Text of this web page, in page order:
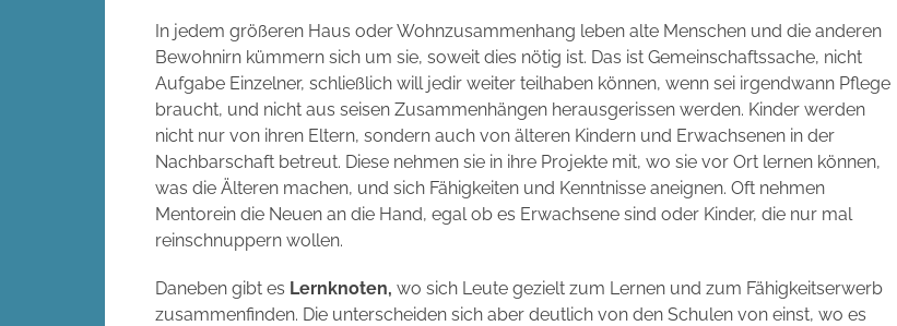
In jedem größeren Haus oder Wohnzusammenhang leben alte Menschen und die anderen
Bewohnirn kümmern sich um sie, soweit dies nötig ist. Das ist Gemeinschaftssache, nicht
Aufgabe Einzelner, schließlich will jedir weiter teilhaben können, wenn sei irgendwann Pflege
braucht, und nicht aus seisen Zusammenhängen herausgerissen werden. Kinder werden
nicht nur von ihren Eltern, sondern auch von älteren Kindern und Erwachsenen in der
Nachbarschaft betreut. Diese nehmen sie in ihre Projekte mit, wo sie vor Ort lernen können,
was die Älteren machen, und sich Fähigkeiten und Kenntnisse aneignen. Oft nehmen
Mentorein die Neuen an die Hand, egal ob es Erwachsene sind oder Kinder, die nur mal
reinschnuppern wollen.
Daneben gibt es Lernknoten, wo sich Leute gezielt zum Lernen und zum Fähigkeitserwerb
zusammenfinden. Die unterscheiden sich aber deutlich von den Schulen von einst, wo es